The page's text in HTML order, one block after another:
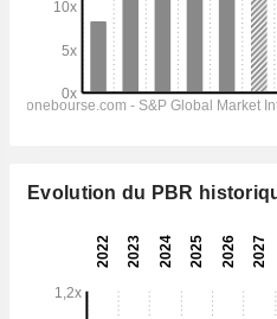
13 103 13 396
1 357 1 407
680,6 719,2
1 645 730
-
Evolution du PBR